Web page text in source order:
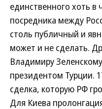
единственного хоть в
посредника между
столь публичный и
может и не сделать.
Владимиру
президентом Турции.
сделка, которую РФ
Для Киева